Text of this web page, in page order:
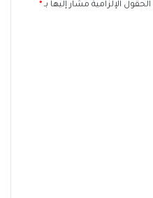
الحقول الإلزامية مشار إليها بـ *